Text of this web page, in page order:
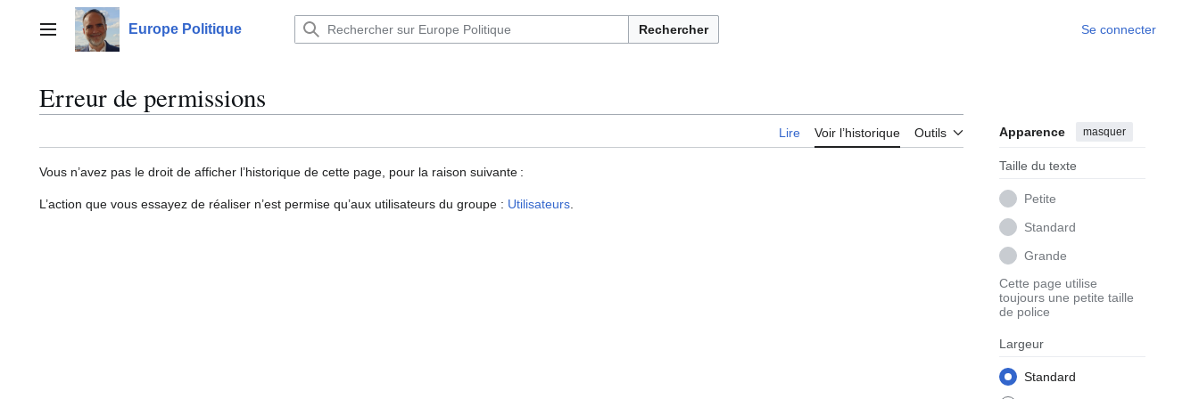
contenuMenu principalEurope Politique Rechercher Se connecter
Erreur de permissions
Lire Voir l’historique Outils Apparence masquer
Taille du texte
Petite
Standard
Grande
Cette page utilise
toujours une petite taille
de police
Largeur
Standard
Vous n’avez pas le droit de afficher l’historique de cette page, pour la raison suivante :
L’action que vous essayez de réaliser n’est permise qu’aux utilisateurs du groupe : Utilisateurs